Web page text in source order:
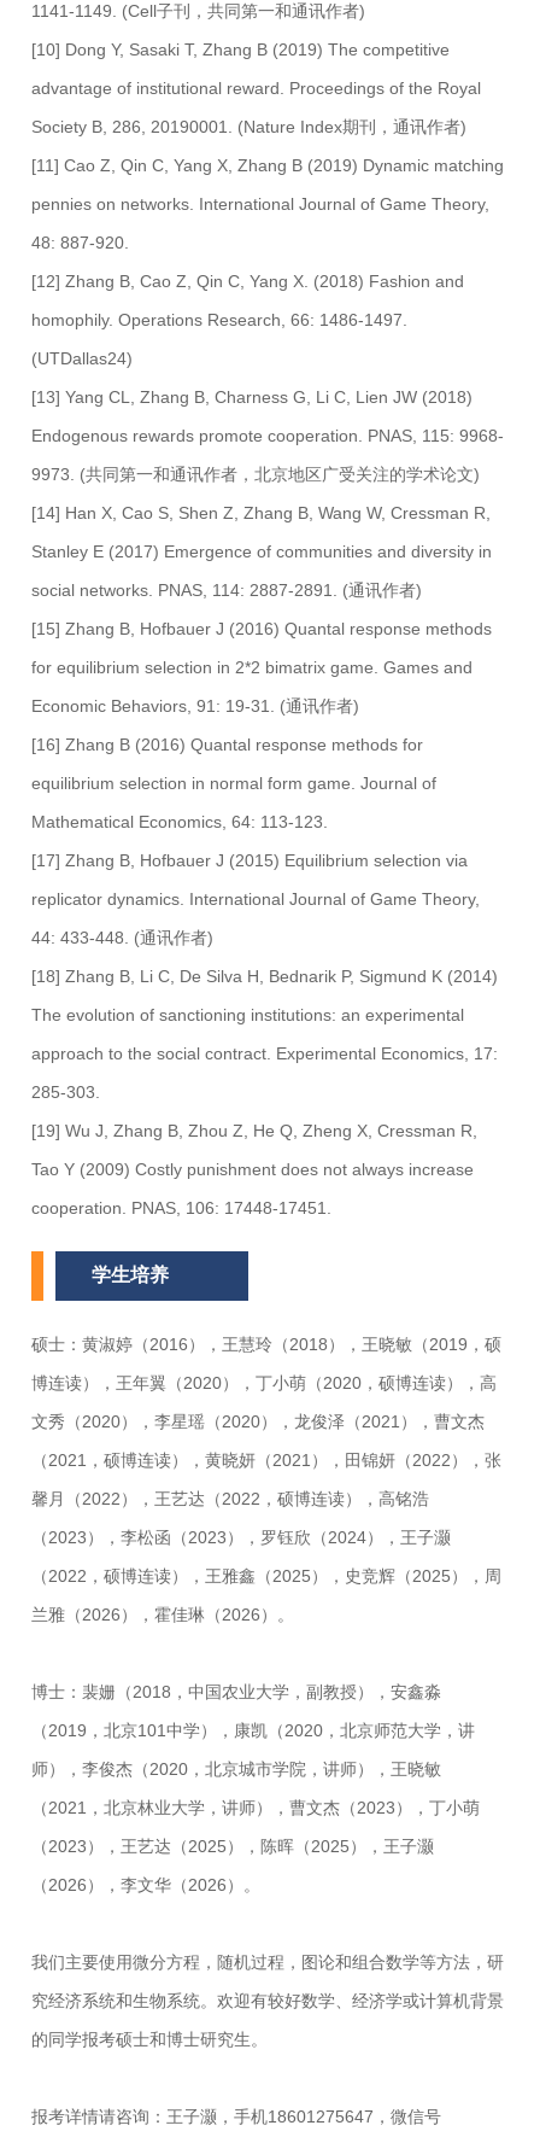
1141-1149. (Cell子刊，共同第一和通讯作者)
[10] Dong Y, Sasaki T, Zhang B (2019) The competitive
advantage of institutional reward. Proceedings of the Royal
Society B, 286, 20190001. (Nature Index期刊，通讯作者)
[11] Cao Z, Qin C, Yang X, Zhang B (2019) Dynamic matching
pennies on networks. International Journal of Game Theory,
48: 887-920.
[12] Zhang B, Cao Z, Qin C, Yang X. (2018) Fashion and
homophily. Operations Research, 66: 1486-1497.
(UTDallas24)
[13] Yang CL, Zhang B, Charness G, Li C, Lien JW (2018)
Endogenous rewards promote cooperation. PNAS, 115: 9968-
9973. (共同第一和通讯作者，北京地区广受关注的学术论文)
[14] Han X, Cao S, Shen Z, Zhang B, Wang W, Cressman R,
Stanley E (2017) Emergence of communities and diversity in
social networks. PNAS, 114: 2887-2891. (通讯作者)
[15] Zhang B, Hofbauer J (2016) Quantal response methods
for equilibrium selection in 2*2 bimatrix game. Games and
Economic Behaviors, 91: 19-31. (通讯作者)
[16] Zhang B (2016) Quantal response methods for
equilibrium selection in normal form game. Journal of
Mathematical Economics, 64: 113-123.
[17] Zhang B, Hofbauer J (2015) Equilibrium selection via
replicator dynamics. International Journal of Game Theory,
44: 433-448. (通讯作者)
[18] Zhang B, Li C, De Silva H, Bednarik P, Sigmund K (2014)
The evolution of sanctioning institutions: an experimental
approach to the social contract. Experimental Economics, 17:
285-303.
[19] Wu J, Zhang B, Zhou Z, He Q, Zheng X, Cressman R,
Tao Y (2009) Costly punishment does not always increase
cooperation. PNAS, 106: 17448-17451.
学生培养
硕士：黄淑婷（2016），王慧玲（2018），王晓敏（2019，硕
博连读），王年翼（2020），丁小萌（2020，硕博连读），高
文秀（2020），李星瑶（2020），龙俊泽（2021），曹文杰
（2021，硕博连读），黄晓妍（2021），田锦妍（2022），张
馨月（2022），王艺达（2022，硕博连读），高铭浩
（2023），李松函（2023），罗钰欣（2024），王子灏
（2022，硕博连读），王雅鑫（2025），史竞辉（2025），周
兰雅（2026），霍佳琳（2026）。
博士：裴姗（2018，中国农业大学，副教授），安鑫淼
（2019，北京101中学），康凯（2020，北京师范大学，讲
师），李俊杰（2020，北京城市学院，讲师），王晓敏
（2021，北京林业大学，讲师），曹文杰（2023），丁小萌
（2023），王艺达（2025），陈晖（2025），王子灏
（2026），李文华（2026）。
我们主要使用微分方程，随机过程，图论和组合数学等方法，研
究经济系统和生物系统。欢迎有较好数学、经济学或计算机背景
的同学报考硕士和博士研究生。
报考详情请咨询：王子灏，手机18601275647，微信号